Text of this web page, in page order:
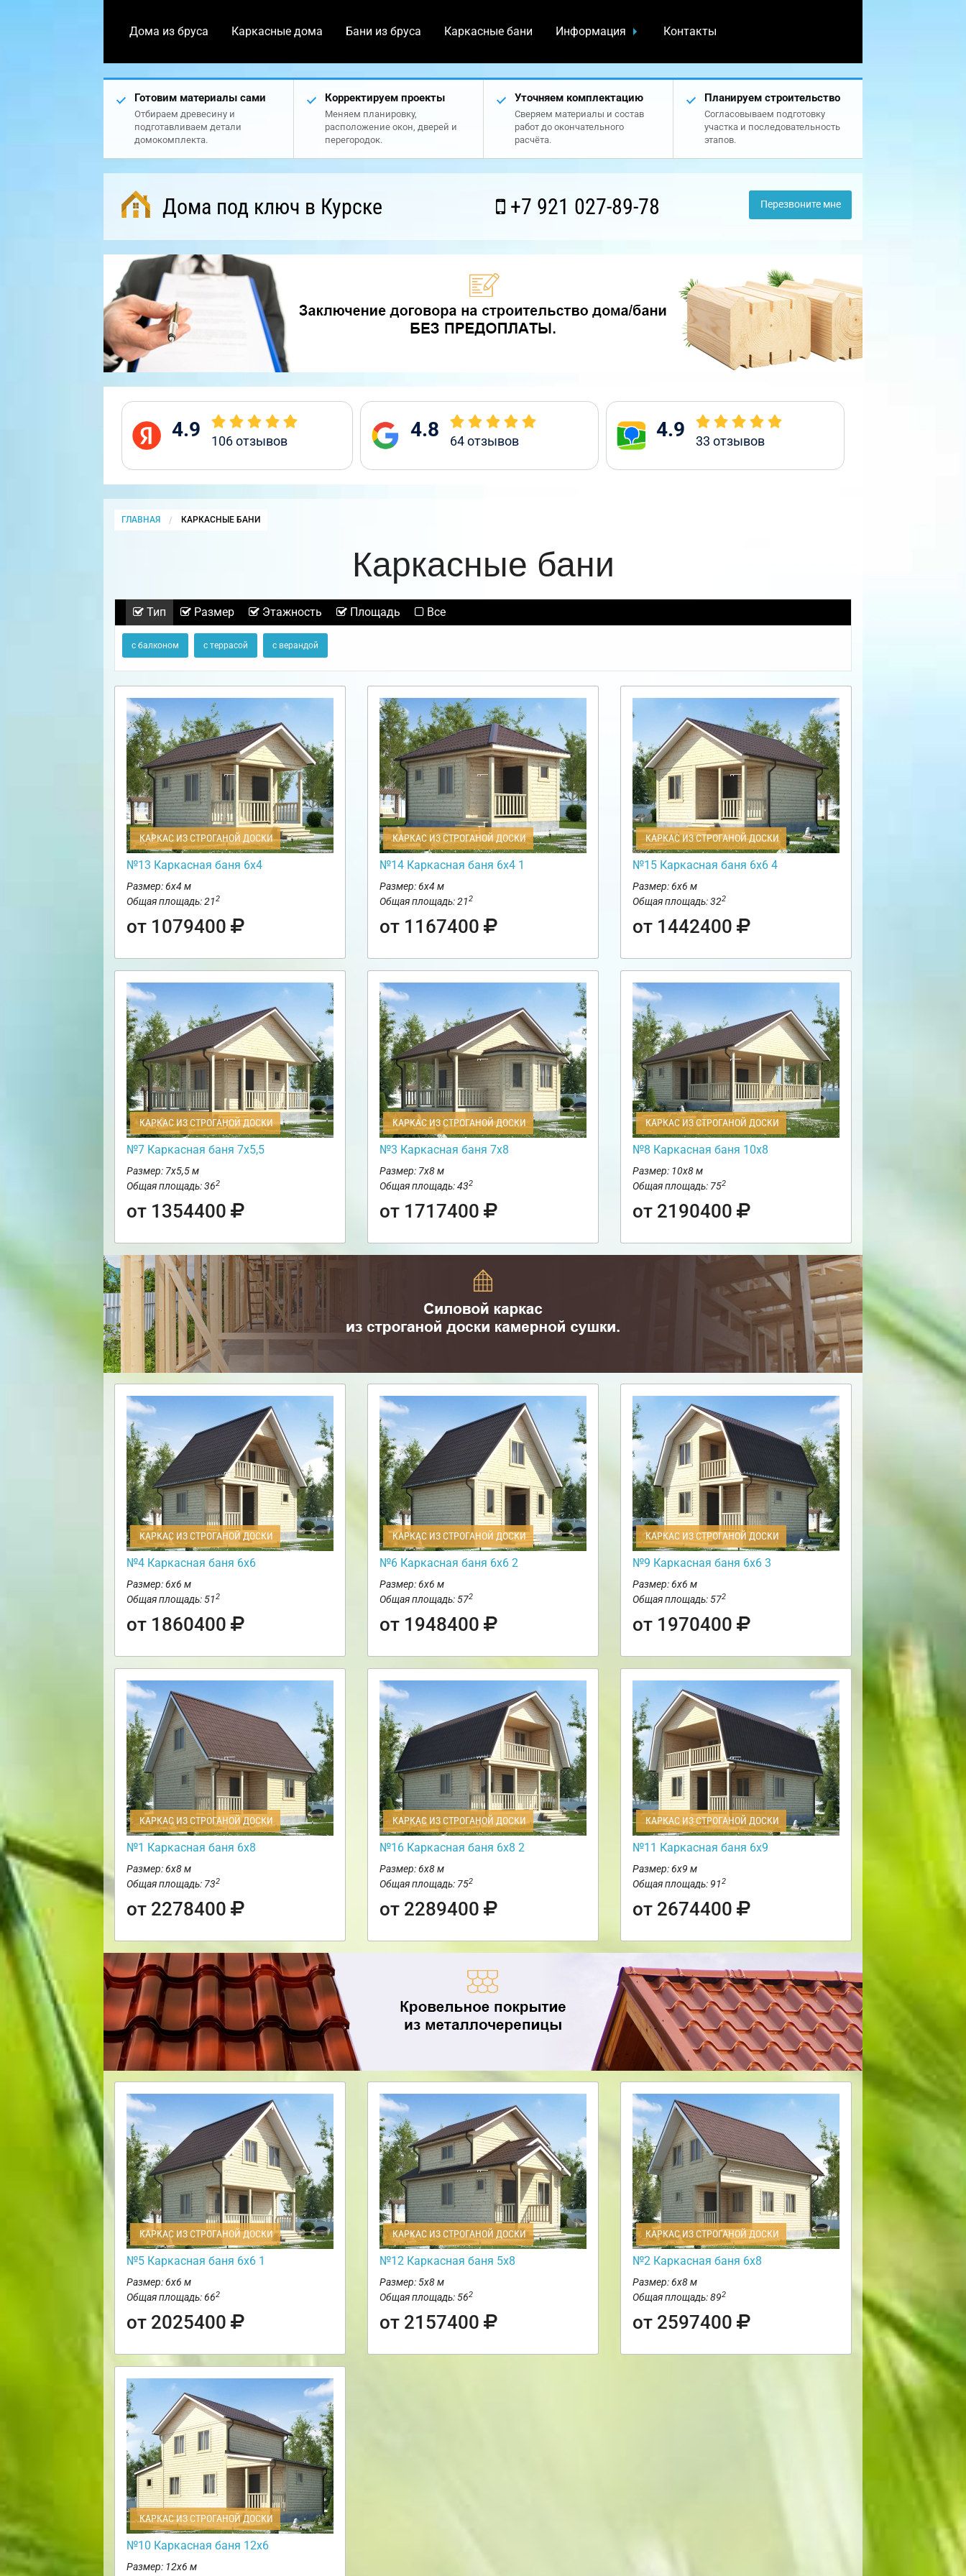
Дома из бруса Каркасные дома Бани из бруса Каркасные бани Информация Контакты
Готовим материалы сами
Отбираем древесину и
подготавливаем детали
домокомплекта.
Корректируем проекты
Меняем планировку,
расположение окон, дверей и
перегородок.
Уточняем комплектацию
Сверяем материалы и состав
работ до окончательного
расчёта.
Планируем строительство
Согласовываем подготовку
участка и последовательность
этапов.
Дома под ключ в Курске +7 921 027-89-78 Перезвоните мне
4.9 106отзывов 4.8 64отзывов 4.9 33 отзывов
ГЛАВНАЯ CURRENT:
КАРКАСНЫЕ БАНИ
Каркасные бани
Тип Размер Этажность Площадь Все
с балконом с террасой с верандой
КАРКАС ИЗ СТРОГАНОЙ ДОСКИ
№13 Каркасная баня 6х4
Размер: 6х4 м
Общая площадь: 212
от 1079400
КАРКАС ИЗ СТРОГАНОЙ ДОСКИ
№14 Каркасная баня 6х4 1
Размер: 6х4 м
Общая площадь: 212
от 1167400
КАРКАС ИЗ СТРОГАНОЙ ДОСКИ
№15 Каркасная баня 6х6 4
Размер: 6х6 м
Общая площадь: 322
от 1442400
КАРКАС ИЗ СТРОГАНОЙ ДОСКИ
№7 Каркасная баня 7х5,5
Размер: 7х5,5 м
Общая площадь: 362
от 1354400
КАРКАС ИЗ СТРОГАНОЙ ДОСКИ
№3 Каркасная баня 7х8
Размер: 7х8 м
Общая площадь: 432
от 1717400
КАРКАС ИЗ СТРОГАНОЙ ДОСКИ
№8 Каркасная баня 10х8
Размер: 10х8 м
Общая площадь: 752
от 2190400
КАРКАС ИЗ СТРОГАНОЙ ДОСКИ
№4 Каркасная баня 6х6
Размер: 6х6 м
Общая площадь: 512
от 1860400
КАРКАС ИЗ СТРОГАНОЙ ДОСКИ
№6 Каркасная баня 6х6 2
Размер: 6х6 м
Общая площадь: 572
от 1948400
КАРКАС ИЗ СТРОГАНОЙ ДОСКИ
№9 Каркасная баня 6х6 3
Размер: 6х6 м
Общая площадь: 572
от 1970400
КАРКАС ИЗ СТРОГАНОЙ ДОСКИ
№1 Каркасная баня 6х8
Размер: 6х8 м
Общая площадь: 732
от 2278400
КАРКАС ИЗ СТРОГАНОЙ ДОСКИ
№16 Каркасная баня 6х8 2
Размер: 6х8 м
Общая площадь: 752
от 2289400
КАРКАС ИЗ СТРОГАНОЙ ДОСКИ
№11 Каркасная баня 6х9
Размер: 6х9 м
Общая площадь: 912
от 2674400
КАРКАС ИЗ СТРОГАНОЙ ДОСКИ
№5 Каркасная баня 6х6 1
Размер: 6х6 м
Общая площадь: 662
от 2025400
КАРКАС ИЗ СТРОГАНОЙ ДОСКИ
№12 Каркасная баня 5х8
Размер: 5х8 м
Общая площадь: 562
от 2157400
КАРКАС ИЗ СТРОГАНОЙ ДОСКИ
№2 Каркасная баня 6х8
Размер: 6х8 м
Общая площадь: 892
от 2597400
КАРКАС ИЗ СТРОГАНОЙ ДОСКИ
№10 Каркасная баня 12х6
Размер: 12х6 м